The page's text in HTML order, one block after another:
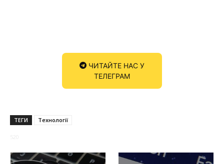
ЧИТАЙТЕ НАС У
ТЕЛЕГРАМ
ТЕГИ Технології